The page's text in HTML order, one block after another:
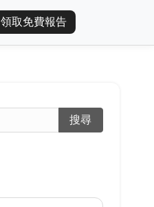
領取免費報告